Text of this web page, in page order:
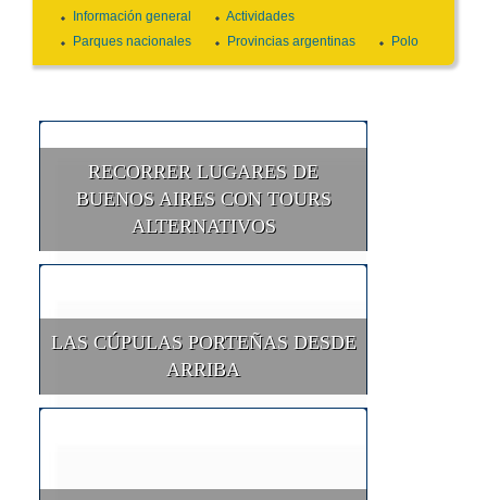
Información general
Actividades
Parques nacionales
Provincias argentinas Polo
RECORRER LUGARES DE
BUENOS AIRES CON TOURS
ALTERNATIVOS
LAS CÚPULAS PORTEÑAS DESDE
ARRIBA